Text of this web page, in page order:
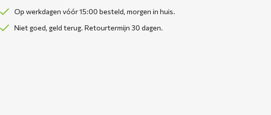
Op werkdagen vóór 15:00 besteld, morgen in huis.
Niet goed, geld terug. Retourtermijn 30 dagen.